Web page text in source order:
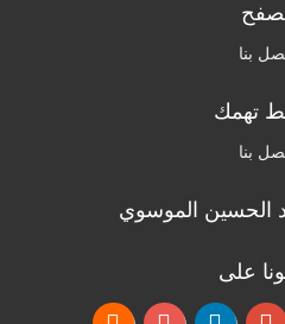
دول الخليج يُعدّ جزءاً لا يتجزأ
القومي العربي
لجلسة مجلس الوزراء اليوم
الزراعية غير مشمولة بالتعرفة
المعلومات سيرسل لأهالي الطلبة
بنا
تهمك
بنا
الحسين الموسوي
على